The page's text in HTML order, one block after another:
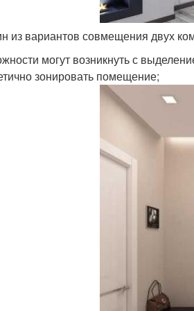
из вариантов совмещения двух
могут возникнуть с
зонировать помещение;